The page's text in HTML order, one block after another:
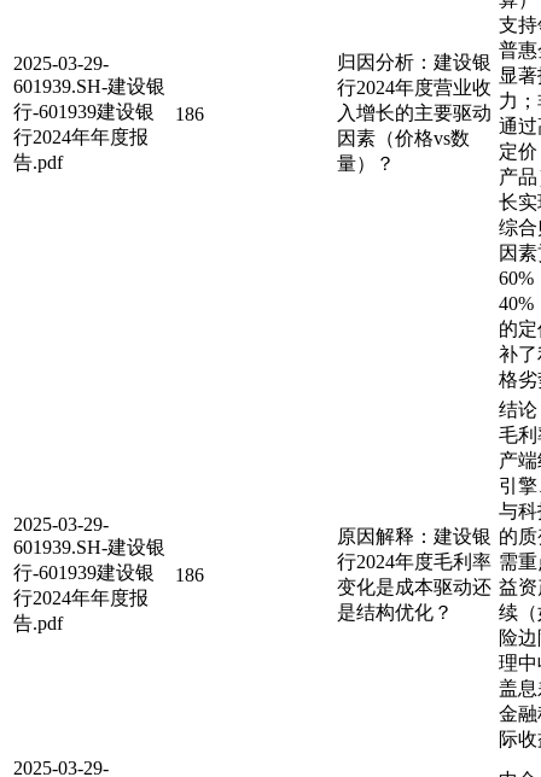
2025-03-29-
601939.SH-建设银
行-601939建设银
行2024年年度报
告.pdf
186
归因分析：建设银
行2024年度营业收
入增长的主要驱动
因素（价格vs数
量）？
支
普
显
力
通
定
产
长
综
因
60%
40%
的
补
格
2025-03-29-
601939.SH-建设银
行-601939建设银
行2024年年度报
告.pdf
186
原因解释：建设银
行2024年度毛利率
变化是成本驱动还
是结构优化？
结论
毛
产
引
与
的
需
益
续
险
理
盖
金
际
2025-03-29-